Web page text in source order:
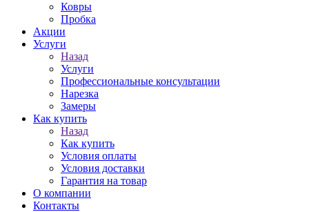
Ковры
Пробка
Акции
Услуги
Назад
Услуги
Профессиональные консультации
Нарезка
Замеры
Как купить
Назад
Как купить
Условия оплаты
Условия доставки
Гарантия на товар
О компании
Контакты